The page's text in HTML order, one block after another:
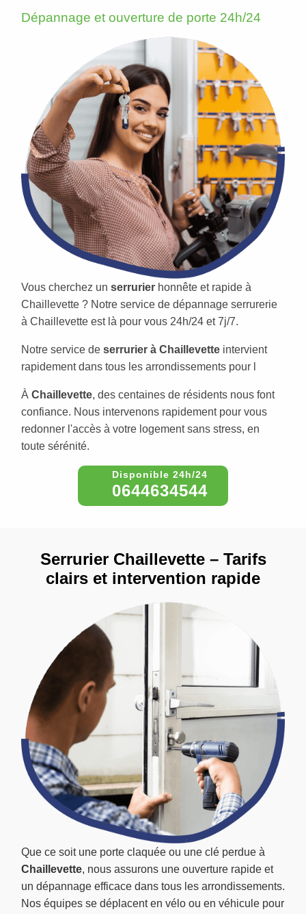
Dépannage et ouverture de porte 24h/24
Vous cherchez un serrurier honnête et rapide à
Chaillevette ? Notre service de dépannage serrurerie
à Chaillevette est là pour vous 24h/24 et 7j/7.
Notre service de serrurier à Chaillevette intervient
rapidement dans tous les arrondissements pour l
À Chaillevette, des centaines de résidents nous font
confiance. Nous intervenons rapidement pour vous
redonner l'accès à votre logement sans stress, en
toute sérénité.
0644634544
Que ce soit une porte claquée ou une clé perdue à
Chaillevette, nous assurons une ouverture rapide et
un dépannage efficace dans tous les arrondissements.
Nos équipes se déplacent en vélo ou en véhicule pour
Serrurier Chaillevette – Tarifs
clairs et intervention rapide